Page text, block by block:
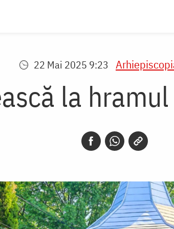
22 Mai 2025 9:23
la